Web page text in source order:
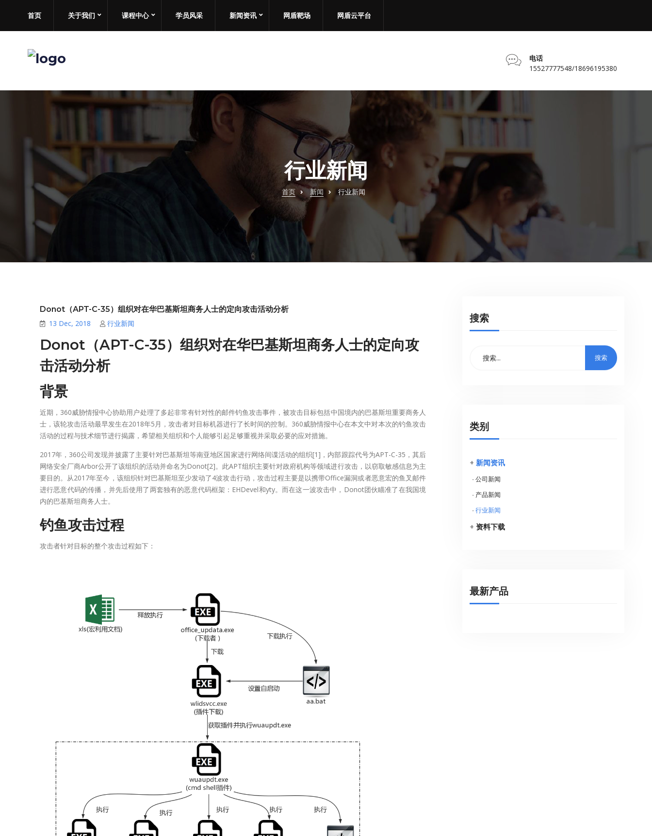
首页 关于我们 课程中心 学员风采 新闻资讯 网盾靶场 网盾云平台
电话
15527777548/18696195380
行业新闻
首页 新闻 行业新闻
Donot（APT-C-35）组织对在华巴基斯坦商务人士的定向攻击活动分析
13 Dec, 2018
行业新闻
Donot（APT-C-35）组织对在华巴基斯坦商务人士的定向攻
击活动分析
背景
近期，360威胁情报中心协助用户处理了多起非常有针对性的邮件钓鱼攻击事件，被攻击目标包括中国境内的巴基斯坦重要商务人
士，该轮攻击活动最早发生在2018年5月，攻击者对目标机器进行了长时间的控制。360威胁情报中心在本文中对本次的钓鱼攻击
活动的过程与技术细节进行揭露，希望相关组织和个人能够引起足够重视并采取必要的应对措施。
2017年，360公司发现并披露了主要针对巴基斯坦等南亚地区国家进行网络间谍活动的组织[1]，内部跟踪代号为APT-C-35，其后
网络安全厂商Arbor公开了该组织的活动并命名为Donot[2]。此APT组织主要针对政府机构等领域进行攻击，以窃取敏感信息为主
要目的。从2017年至今，该组织针对巴基斯坦至少发动了4波攻击行动，攻击过程主要是以携带Office漏洞或者恶意宏的鱼叉邮件
进行恶意代码的传播，并先后使用了两套独有的恶意代码框架：EHDevel和yty。而在这一波攻击中，Donot团伙瞄准了在我国境
内的巴基斯坦商务人士。
钓鱼攻击过程
攻击者针对目标的整个攻击过程如下：
搜索
类别
+ 新闻资讯
-公司新闻
- 产品新闻
-行业新闻
+ 资料下载
最新产品